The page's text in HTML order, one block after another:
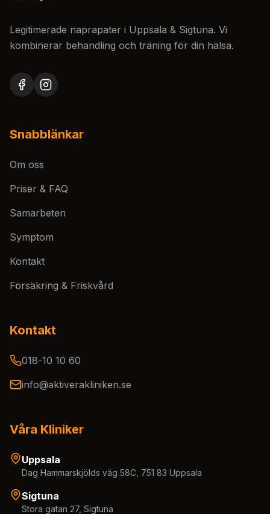
Legitimerade naprapater i Uppsala & Sigtuna. Vi
kombinerar behandling och träning för din hälsa.
Snabblänkar
Om oss
Priser & FAQ
Samarbeten
Symptom
Kontakt
Försäkring & Friskvård
Kontakt
018-10 10 60
info@aktiverakliniken.se
Våra Kliniker
Uppsala
Dag Hammarskjölds väg 58C, 751 83 Uppsala
Sigtuna
Stora gatan 27, Sigtuna